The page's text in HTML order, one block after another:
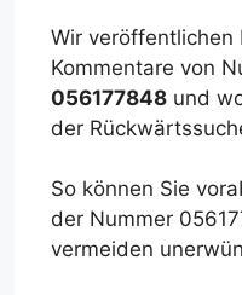
Wir veröffentlichen
Kommentare von
056177848 und
der
So können Sie
der Nummer
vermeiden